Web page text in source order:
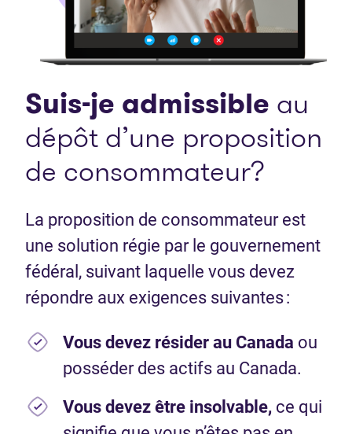
Suis-je admissible au
dépôt d’une proposition
de consommateur?
La proposition de consommateur est
une solution régie par le gouvernement
fédéral, suivant laquelle vous devez
répondre aux exigences suivantes :
Vous devez résider au Canada ou
posséder des actifs au Canada.
Vous devez être insolvable, ce qui